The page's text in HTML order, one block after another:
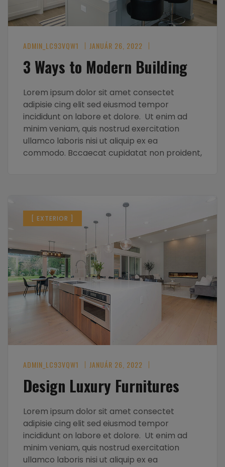
ADMIN_LC93VQW1 JANUÁR 26, 2022
3 Ways to Modern Building
Lorem ipsum dolor sit amet consectet
adipisie cing elit sed eiusmod tempor
incididunt on labore et dolore. Ut enim ad
minim veniam, quis nostrud exercitation
ullamco laboris nisi ut aliquip ex ea
commodo. Bccaecat cupidatat non proident,
[ EXTERIOR ]
ADMIN_LC93VQW1 JANUÁR 26, 2022
Design Luxury Furnitures
Lorem ipsum dolor sit amet consectet
adipisie cing elit sed eiusmod tempor
incididunt on labore et dolore. Ut enim ad
minim veniam, quis nostrud exercitation
ullamco laboris nisi ut aliquip ex ea